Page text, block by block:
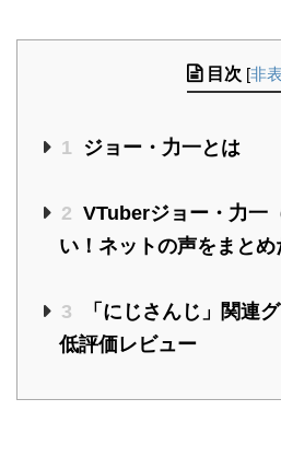
目次 [非
1 ジョー・力一とは
2 VTuberジョー・力一
い！ネットの声をまとめ
3
「にじさんじ」関連
低評価レビュー